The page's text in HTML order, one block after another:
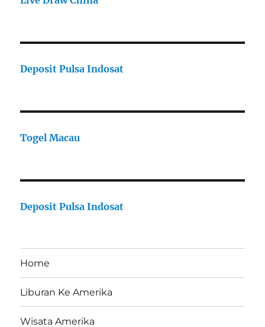
Deposit Pulsa Indosat
Togel Macau
Deposit Pulsa Indosat
Home
Liburan Ke Amerika
Wisata Amerika